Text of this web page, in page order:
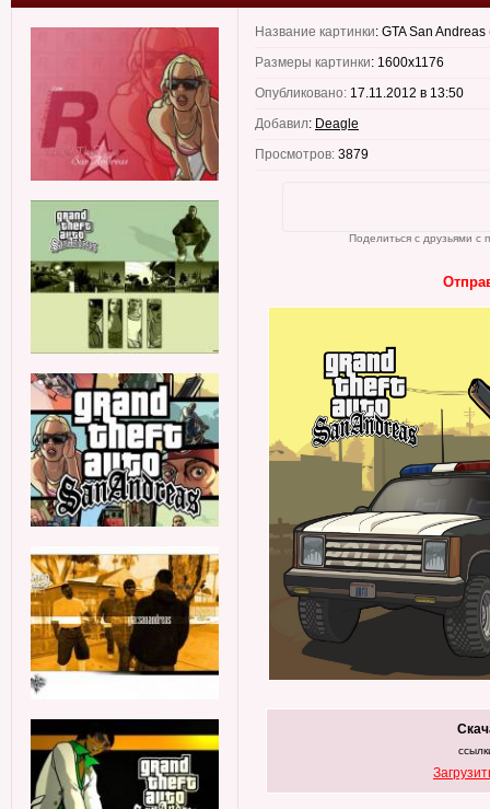
Название картинки: GTA San Andreas
Размеры картинки: 1600x1176
Опубликовано: 17.11.2012 в 13:50
Добавил: Deagle
Просмотров: 3879
Поделиться с друзьями с